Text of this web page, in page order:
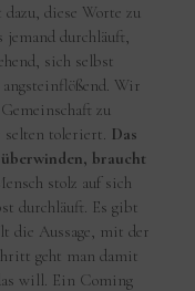
diese Worte zu
jemand durchläuft,
sich selbst
Wir
zu
selten toleriert. Das
braucht
stolz auf sich
durchläuft. Es gibt
die Aussage, mit der
geht man damit
will. Ein Coming